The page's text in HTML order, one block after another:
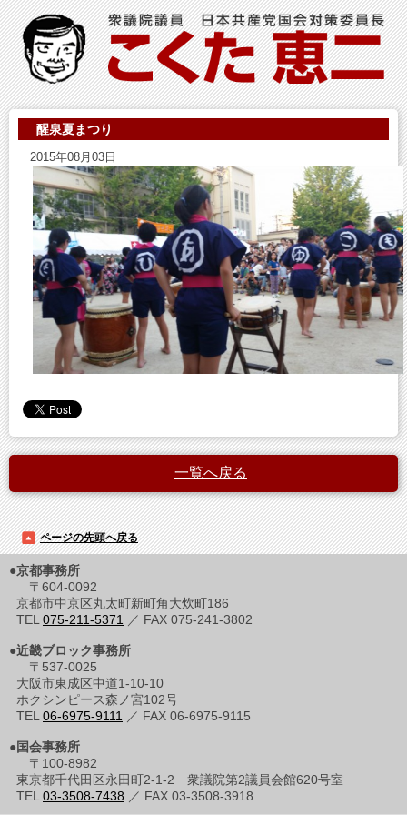
醒泉夏まつり
2015年08月03日
一覧へ戻る
ページの先頭へ戻る
●京都事務所
〒604-0092
京都市中京区丸太町新町角大炊町186
TEL 075-211-5371 ／ FAX 075-241-3802
●近畿ブロック事務所
〒537-0025
大阪市東成区中道1-10-10
ホクシンピース森ノ宮102号
TEL 06-6975-9111 ／ FAX 06-6975-9115
●国会事務所
〒100-8982
東京都千代田区永田町2-1-2 衆議院第2議員会館620号室
TEL 03-3508-7438 ／ FAX 03-3508-3918